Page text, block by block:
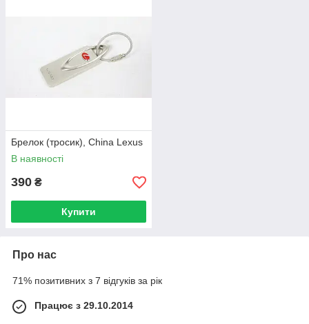
Брелок (тросик), China Lexus
В наявності
390 ₴
Купити
Про нас
71% позитивних з 7 відгуків за рік
Працює з 29.10.2014